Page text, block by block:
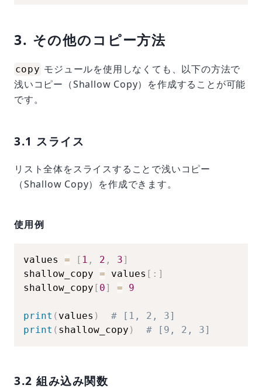
3. その他のコピー方法
copy モジュールを使用しなくても、以下の方法で
浅いコピー（Shallow Copy）を作成することが可能
です。
3.1 スライス
リスト全体をスライスすることで浅いコピー
（Shallow Copy）を作成できます。
使用例
values = [ 1 , 2 , 3]
shallow_copy = values [ : ]
shallow_copy [ 0] = 9
print ( values )
# [1, 2, 3]
print ( shallow_copy ) # [9, 2, 3]
3.2 組み込み関数